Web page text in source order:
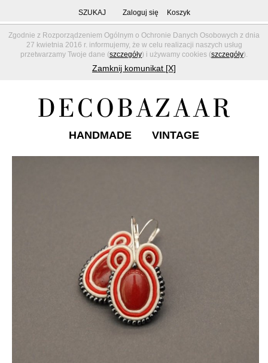
Zgodnie z Rozporządzeniem Ogólnym o Ochronie Danych Osobowych z dnia
27 kwietnia 2016 r. informujemy, że w celu realizacji naszych usług
przetwarzamy Twoje dane (szczegóły) i używamy cookies (szczegóły).
Zamknij komunikat [X]
SZUKAJ Zaloguj się Koszyk
HANDMADE VINTAGE